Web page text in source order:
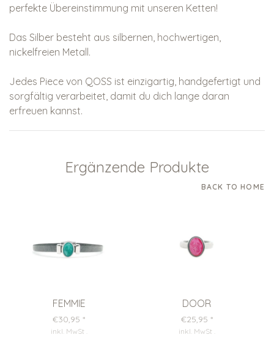
perfekte Übereinstimmung mit unseren Ketten!
Das Silber besteht aus silbernen, hochwertigen,
nickelfreien Metall.
Jedes Piece von QOSS ist einzigartig, handgefertigt und
sorgfältig verarbeitet, damit du dich lange daran
erfreuen kannst.
Ergänzende Produkte
BACK TO HOME
FEMMIE
€30,95 *
inkl. MwSt
DOOR
€25,95 *
inkl. MwSt